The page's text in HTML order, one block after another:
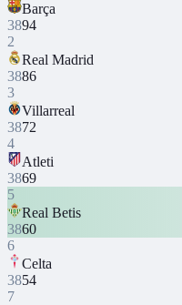
Barça
3894
2
Real Madrid
3886
3
Villarreal
3872
4
Atleti
3869
5
Real Betis
3860
6
Celta
3854
7